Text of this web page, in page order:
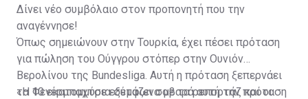
Δίνει νέο συμβόλαιο στον προπονητή που την
αναγέννησε!
Όπως σημειώνουν στην Τουρκία, έχει πέσει πρόταση
για πώληση του Ούγγρου στόπερ στην Ουνιόν
Βερολίνου της Bundesliga. Αυτή η πρόταση ξεπερνάει
τα 10 εκατομμύρια σύμφωνα με τα ρεπορτάζ και οι
«Η Φενέρμπαχτσε εξετάζει σοβαρά αυτή την πρόταση